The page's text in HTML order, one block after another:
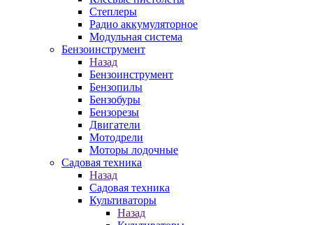
Степлеры
Радио аккумуляторное
Модульная система
Бензоинструмент
Назад
Бензоинструмент
Бензопилы
Бензобуры
Бензорезы
Двигатели
Мотодрели
Моторы лодочные
Садовая техника
Назад
Садовая техника
Культиваторы
Назад